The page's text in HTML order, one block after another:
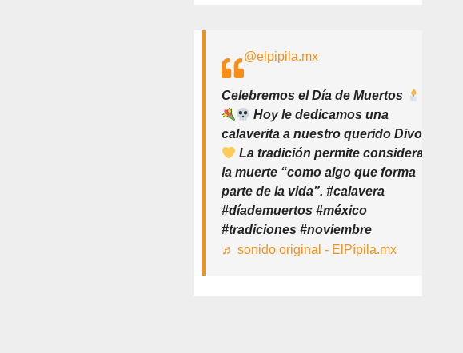
@elpipila.mx
Celebremos el Día de Muertos
Hoy le dedicamos una
calaverita a nuestro querido Divo
La tradición permite considerar
la muerte “como algo que forma
parte de la vida”. #calavera
#díademuertos #méxico
#tradiciones #noviembre
♬ sonido original - ElPípila.mx